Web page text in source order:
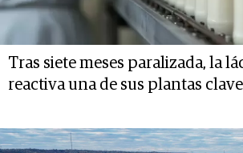
Tras siete meses paralizada, la
reactiva una de sus plantas